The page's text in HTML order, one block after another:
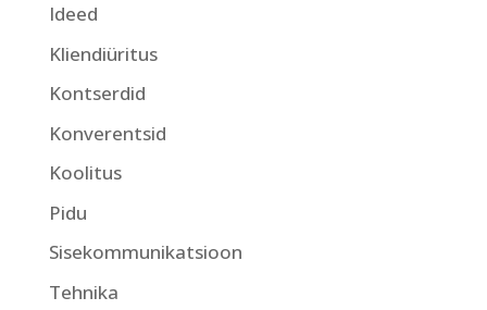
Ideed
Kliendiüritus
Kontserdid
Konverentsid
Koolitus
Pidu
Sisekommunikatsioon
Tehnika